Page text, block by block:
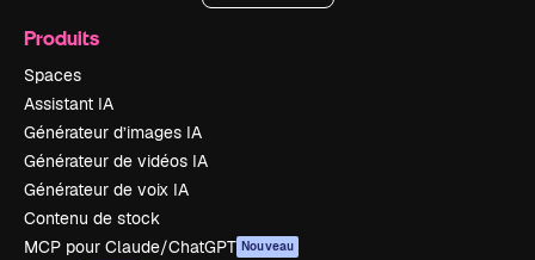
Produits
Spaces
Assistant IA
Générateur d’images IA
Générateur de vidéos IA
Générateur de voix IA
Contenu de stock
MCP pour Claude/ChatGPT Nouveau